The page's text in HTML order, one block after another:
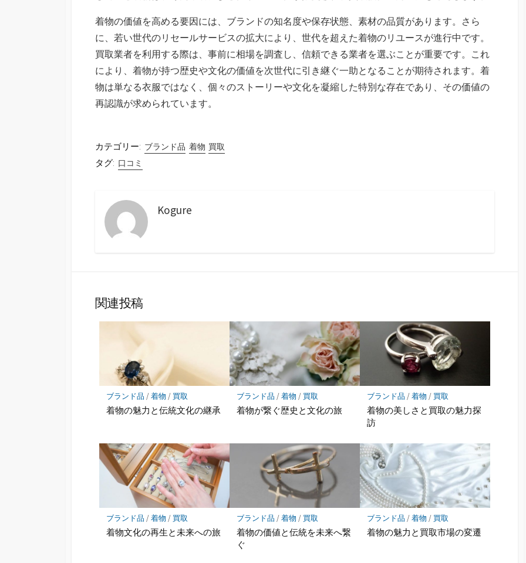
着物の価値を高める要因には、ブランドの知名度や保存状態、素材の品質があります。さら
に、若い世代のリセールサービスの拡大により、世代を超えた着物のリユースが進行中です。
買取業者を利用する際は、事前に相場を調査し、信頼できる業者を選ぶことが重要です。これ
により、着物が持つ歴史や文化の価値を次世代に引き継ぐ一助となることが期待されます。着
物は単なる衣服ではなく、個々のストーリーや文化を凝縮した特別な存在であり、その価値の
再認識が求められています。
カテゴリー: ブランド品 着物 買取
タグ: 口コミ
Kogure
関連投稿
ブランド品 /着物 / 買取
着物の魅力と伝統文化の継承
ブランド品 /着物 / 買取
着物が繋ぐ歴史と文化の旅
ブランド品 /着物 / 買取
着物の美しさと買取の魅力探
訪
ブランド品 /着物 / 買取
着物文化の再生と未来への旅
ブランド品 /着物 / 買取
着物の価値と伝統を未来へ繋
ぐ
ブランド品 /着物 / 買取
着物の魅力と買取市場の変遷